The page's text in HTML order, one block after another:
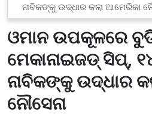
ନାବିକଙ୍କୁ ଉଦ୍ଧାର କଲା ଆମେରିକା
ଓମାନ ଉପକୂଳରେ
ମେକାନାଇଜଡ୍ ସିପ୍,
ନାବିକଙ୍କୁ ଉଦ୍ଧାର
ନୌସେନା